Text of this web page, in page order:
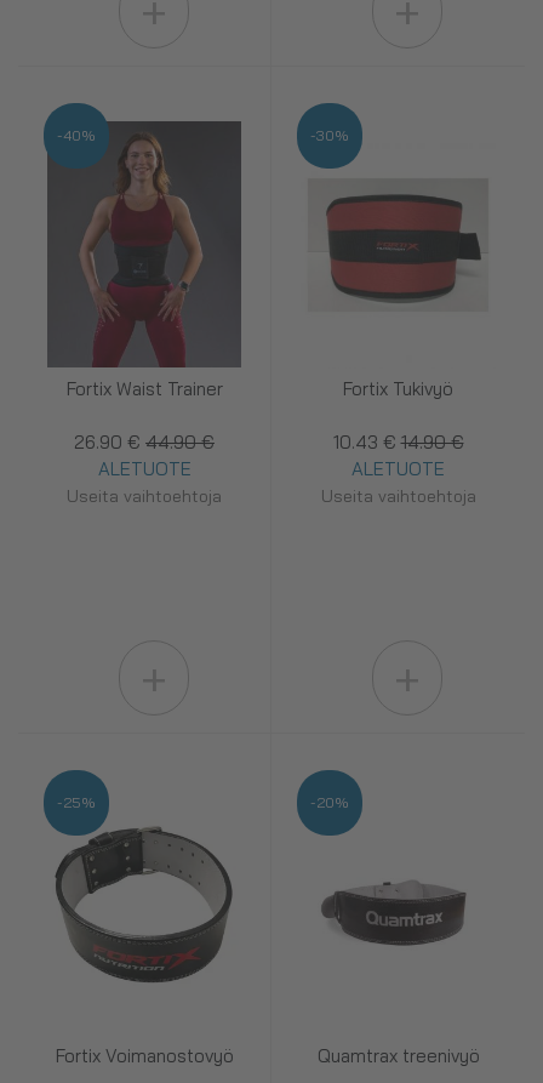
Fortix Waist Trainer
26.90 € 44.90 €
ALETUOTE
Useita vaihtoehtoja
-40%
Fortix Tukivyö
10.43 € 14.90 €
ALETUOTE
Useita vaihtoehtoja
-30%
Fortix Voimanostovyö
-25%
Quamtrax treenivyö
-20%